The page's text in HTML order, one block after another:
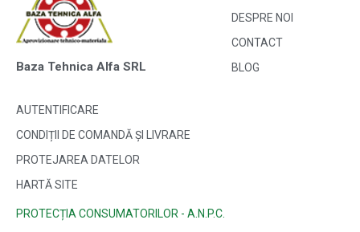
Baza Tehnica Alfa SRL
DESPRE NOI
CONTACT
BLOG
AUTENTIFICARE
CONDIȚII DE COMANDĂ ȘI LIVRARE
PROTEJAREA DATELOR
HARTĂ SITE
PROTECȚIA CONSUMATORILOR - A.N.P.C.